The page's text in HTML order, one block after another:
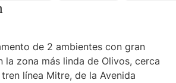
de 2 ambientes con gran
la zona más linda de Olivos, cerca
línea Mitre, de la Avenida